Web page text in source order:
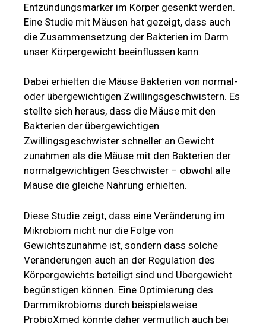
Entzündungsmarker im Körper gesenkt werden.
Eine Studie mit Mäusen hat gezeigt, dass auch
die Zusammensetzung der Bakterien im Darm
unser Körpergewicht beeinflussen kann.
Dabei erhielten die Mäuse Bakterien von normal-
oder übergewichtigen Zwillingsgeschwistern. Es
stellte sich heraus, dass die Mäuse mit den
Bakterien der übergewichtigen
Zwillingsgeschwister schneller an Gewicht
zunahmen als die Mäuse mit den Bakterien der
normalgewichtigen Geschwister – obwohl alle
Mäuse die gleiche Nahrung erhielten.
Diese Studie zeigt, dass eine Veränderung im
Mikrobiom nicht nur die Folge von
Gewichtszunahme ist, sondern dass solche
Veränderungen auch an der Regulation des
Körpergewichts beteiligt sind und Übergewicht
begünstigen können. Eine Optimierung des
Darmmikrobioms durch beispielsweise
ProbioXmed könnte daher vermutlich auch bei